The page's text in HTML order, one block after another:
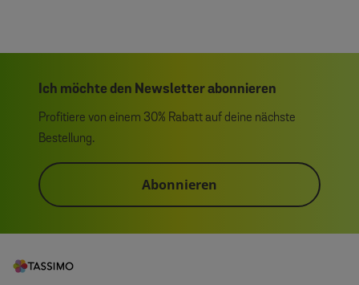
Ich möchte den Newsletter abonnieren
Profitiere von einem 30% Rabatt auf deine nächste
Bestellung.
Abonnieren